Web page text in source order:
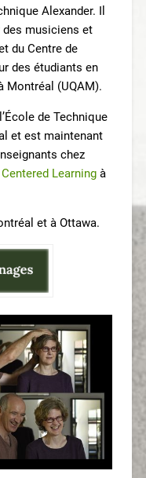
Alexander. Il
musiciens et
du Centre de
des étudiants en
Montréal (UQAM).
de Technique
et est maintenant
chez
Learningà
et à Ottawa.